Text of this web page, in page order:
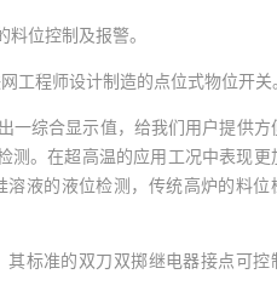
位控制及报警。
工程师设计制造的点位式物位开关
一综合显示值，给我们用户提供方
测。在超高温的应用工况中表现更
液的液位检测，传统高炉的料位
标准的双刀双掷继电器接点可控